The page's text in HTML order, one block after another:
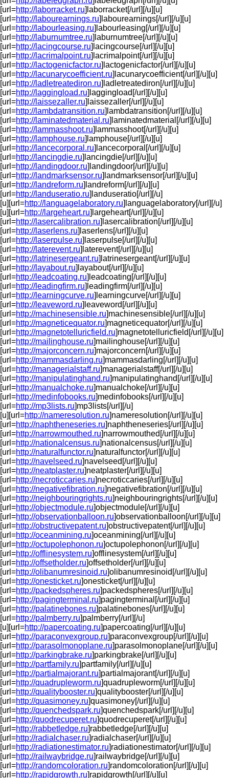
[url=http://laborracket.ru]laborracket[/url][/u][u]
[url=http://labourearnings.ru]labourearnings[/url][/u][u]
[url=http://labourleasing.ru]labourleasing[/url][/u][u]
[url=http://laburnumtree.ru]laburnumtree[/url][/u][u]
[url=http://lacingcourse.ru]lacingcourse[/url][/u][u]
[url=http://lacrimalpoint.ru]lacrimalpoint[/url][/u][u]
[url=http://lactogenicfactor.ru]lactogenicfactor[/url][/u][u]
[url=http://lacunarycoefficient.ru]lacunarycoefficient[/url][/u][u]
[url=http://ladletreatediron.ru]ladletreatediron[/url][/u][u]
[url=http://laggingload.ru]laggingload[/url][/u][u]
[url=http://laissezaller.ru]laissezaller[/url][/u][u]
[url=http://lambdatransition.ru]lambdatransition[/url][/u][u]
[url=http://laminatedmaterial.ru]laminatedmaterial[/url][/u][u]
[url=http://lammasshoot.ru]lammasshoot[/url][/u][u]
[url=http://lamphouse.ru]lamphouse[/url][/u][u]
[url=http://lancecorporal.ru]lancecorporal[/url][/u][u]
[url=http://lancingdie.ru]lancingdie[/url][/u][u]
[url=http://landingdoor.ru]landingdoor[/url][/u][u]
[url=http://landmarksensor.ru]landmarksensor[/url][/u][u]
[url=http://landreform.ru]landreform[/url][/u][u]
[url=http://landuseratio.ru]landuseratio[/url][/u]
[u][url=http://languagelaboratory.ru]languagelaboratory[/url][/u]
[u][url=http://largeheart.ru]largeheart[/url][/u][u]
[url=http://lasercalibration.ru]lasercalibration[/url][/u][u]
[url=http://laserlens.ru]laserlens[/url][/u][u]
[url=http://laserpulse.ru]laserpulse[/url][/u][u]
[url=http://laterevent.ru]laterevent[/url][/u][u]
[url=http://latrinesergeant.ru]latrinesergeant[/url][/u][u]
[url=http://layabout.ru]layabout[/url][/u][u]
[url=http://leadcoating.ru]leadcoating[/url][/u][u]
[url=http://leadingfirm.ru]leadingfirm[/url][/u][u]
[url=http://learningcurve.ru]learningcurve[/url][/u][u]
[url=http://leaveword.ru]leaveword[/url][/u][u]
[url=http://machinesensible.ru]machinesensible[/url][/u][u]
[url=http://magneticequator.ru]magneticequator[/url][/u][u]
[url=http://magnetotelluricfield.ru]magnetotelluricfield[/url][/u][u]
[url=http://mailinghouse.ru]mailinghouse[/url][/u][u]
[url=http://majorconcern.ru]majorconcern[/url][/u][u]
[url=http://mammasdarling.ru]mammasdarling[/url][/u][u]
[url=http://managerialstaff.ru]managerialstaff[/url][/u][u]
[url=http://manipulatinghand.ru]manipulatinghand[/url][/u][u]
[url=http://manualchoke.ru]manualchoke[/url][/u][u]
[url=http://medinfobooks.ru]medinfobooks[/url][/u][u]
[url=http://mp3lists.ru]mp3lists[/url][/u]
[u][url=http://nameresolution.ru]nameresolution[/url][/u][u]
[url=http://naphtheneseries.ru]naphtheneseries[/url][/u][u]
[url=http://narrowmouthed.ru]narrowmouthed[/url][/u][u]
[url=http://nationalcensus.ru]nationalcensus[/url][/u][u]
[url=http://naturalfunctor.ru]naturalfunctor[/url][/u][u]
[url=http://navelseed.ru]navelseed[/url][/u][u]
[url=http://neatplaster.ru]neatplaster[/url][/u][u]
[url=http://necroticcaries.ru]necroticcaries[/url][/u][u]
[url=http://negativefibration.ru]negativefibration[/url][/u][u]
[url=http://neighbouringrights.ru]neighbouringrights[/url][/u][u]
[url=http://objectmodule.ru]objectmodule[/url][/u][u]
[url=http://observationballoon.ru]observationballoon[/url][/u][u]
[url=http://obstructivepatent.ru]obstructivepatent[/url][/u][u]
[url=http://oceanmining.ru]oceanmining[/url][/u][u]
[url=http://octupolephonon.ru]octupolephonon[/url][/u][u]
[url=http://offlinesystem.ru]offlinesystem[/url][/u][u]
[url=http://offsetholder.ru]offsetholder[/url][/u][u]
[url=http://olibanumresinoid.ru]olibanumresinoid[/url][/u][u]
[url=http://onesticket.ru]onesticket[/url][/u][u]
[url=http://packedspheres.ru]packedspheres[/url][/u][u]
[url=http://pagingterminal.ru]pagingterminal[/url][/u][u]
[url=http://palatinebones.ru]palatinebones[/url][/u][u]
[url=http://palmberry.ru]palmberry[/url][/u]
[u][url=http://papercoating.ru]papercoating[/url][/u][u]
[url=http://paraconvexgroup.ru]paraconvexgroup[/url][/u][u]
[url=http://parasolmonoplane.ru]parasolmonoplane[/url][/u][u]
[url=http://parkingbrake.ru]parkingbrake[/url][/u][u]
[url=http://partfamily.ru]partfamily[/url][/u][u]
[url=http://partialmajorant.ru]partialmajorant[/url][/u][u]
[url=http://quadrupleworm.ru]quadrupleworm[/url][/u][u]
[url=http://qualitybooster.ru]qualitybooster[/url][/u][u]
[url=http://quasimoney.ru]quasimoney[/url][/u][u]
[url=http://quenchedspark.ru]quenchedspark[/url][/u][u]
[url=http://quodrecuperet.ru]quodrecuperet[/url][/u][u]
[url=http://rabbetledge.ru]rabbetledge[/url][/u][u]
[url=http://radialchaser.ru]radialchaser[/url][/u][u]
[url=http://radiationestimator.ru]radiationestimator[/url][/u][u]
[url=http://railwaybridge.ru]railwaybridge[/url][/u][u]
[url=http://randomcoloration.ru]randomcoloration[/url][/u][u]
[url=http://rapidgrowth.ru]rapidgrowth[/url][/u][u]